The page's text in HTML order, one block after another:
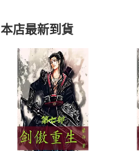
付款方式
ATM轉帳、信用卡、LINE
本店最新到貨